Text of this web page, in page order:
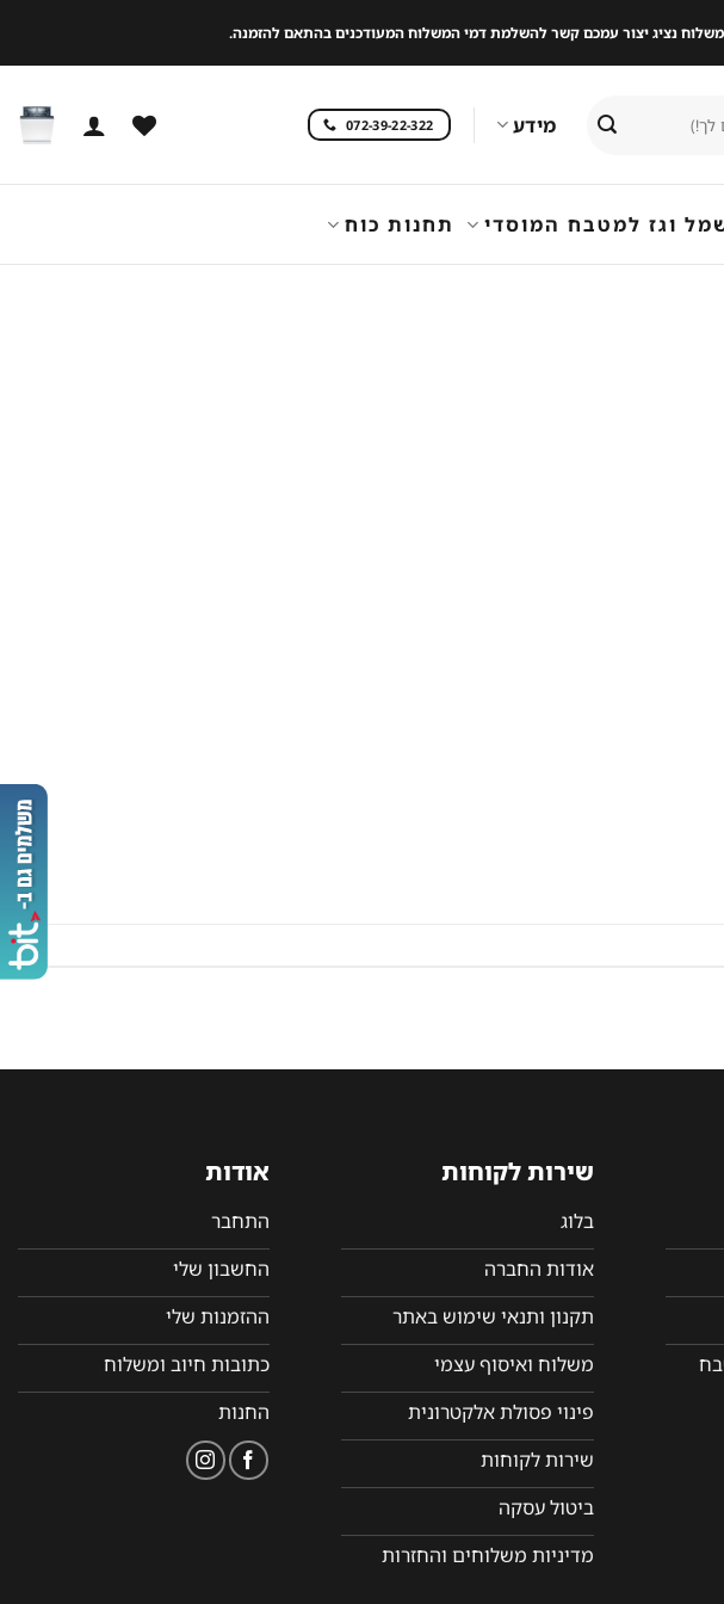
נציג יצור עמכם קשר להשלמת דמי המשלוח המעודכנים בהתאם להזמנה.
מידע 072-39-22-322
וגז למטבח המוסדי תחנות כוח
שירות לקוחות
בלוג
אודות החברה
תקנון ותנאי שימוש באתר
משלוח ואיסוף עצמי
פינוי פסולת אלקטרונית
שירות לקוחות
ביטול עסקה
מדיניות משלוחים והחזרות
אודות
התחבר
החשבון שלי
ההזמנות שלי
כתובות חיוב ומשלוח
החנות